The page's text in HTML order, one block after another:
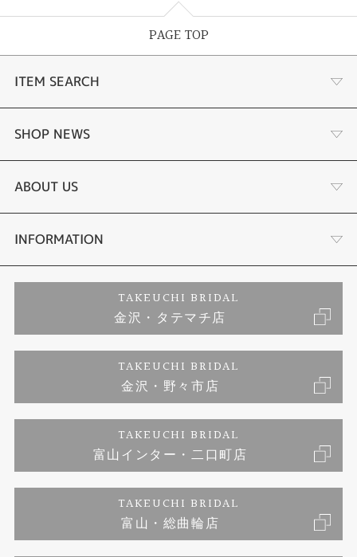
PAGE TOP
ITEM SEARCH
婚約指輪
結婚指輪
セットリング
婚約ネックレス
ダイヤモンド
ジュエリーリフォーム
SHOP NEWS
選ばれる理由まとめ
お客様の声
プロポーズサポート
ブランドリスト
福井指輪工房｜手作りペアリング
福井指輪工房｜手作り結婚指輪 and 婚約指輪
福井工房｜手作り婚約指輪プロポーズプラン
ABOUT US
会社概要
お客様の声
INFORMATION
プライバシーポリシー
TAKEUCHI BRIDAL
金沢・タテマチ店
TAKEUCHI BRIDAL
金沢・野々市店
TAKEUCHI BRIDAL
富山インター・二口町店
TAKEUCHI BRIDAL
富山・総曲輪店